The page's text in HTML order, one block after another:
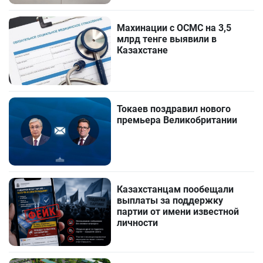
Махинации с ОСМС на 3,5
млрд тенге выявили в
Казахстане
Токаев поздравил нового
премьера Великобритании
Казахстанцам пообещали
выплаты за поддержку
партии от имени известной
личности